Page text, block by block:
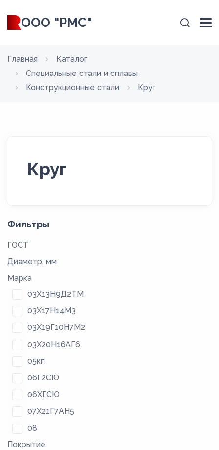
ООО "РМС"
Главная
Каталог
Специальные стали и сплавы
Конструкционные стали
Круг
Круг
Фильтры
ГОСТ
Диаметр, мм
Марка
03Х13Н9Д2ТМ
03Х17Н14М3
03Х19Г10Н7М2
03Х20Н16АГ6
05кп
06Г2СЮ
06ХГСЮ
07Х21Г7АН5
08
08Г2С
Покрытие